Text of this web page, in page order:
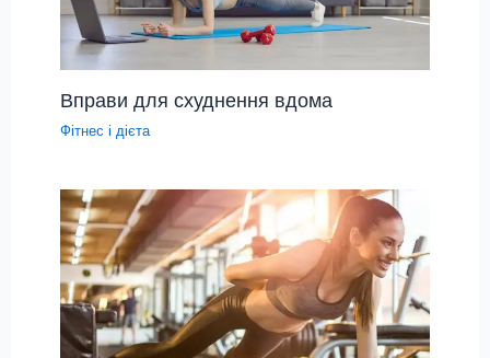
Вправи для схуднення вдома
Фітнес і дієта